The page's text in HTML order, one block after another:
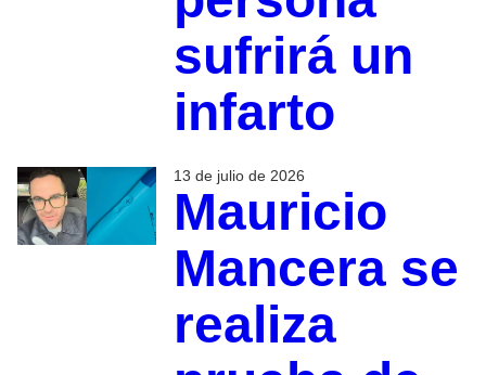
sufrirá un
infarto
13 de julio de 2026
Mauricio
Mancera se
realiza